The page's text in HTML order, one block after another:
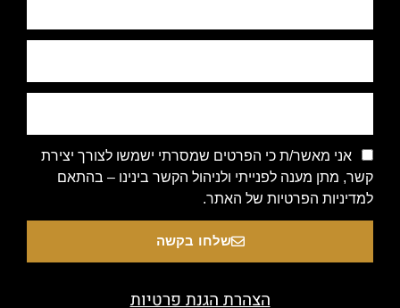
אני מאשר/ת כי הפרטים שמסרתי ישמשו לצורך יצירת
קשר, מתן מענה לפנייתי ולניהול הקשר בינינו – בהתאם
למדיניות הפרטיות של האתר.
שלחו בקשה
הצהרת הגנת פרטיות